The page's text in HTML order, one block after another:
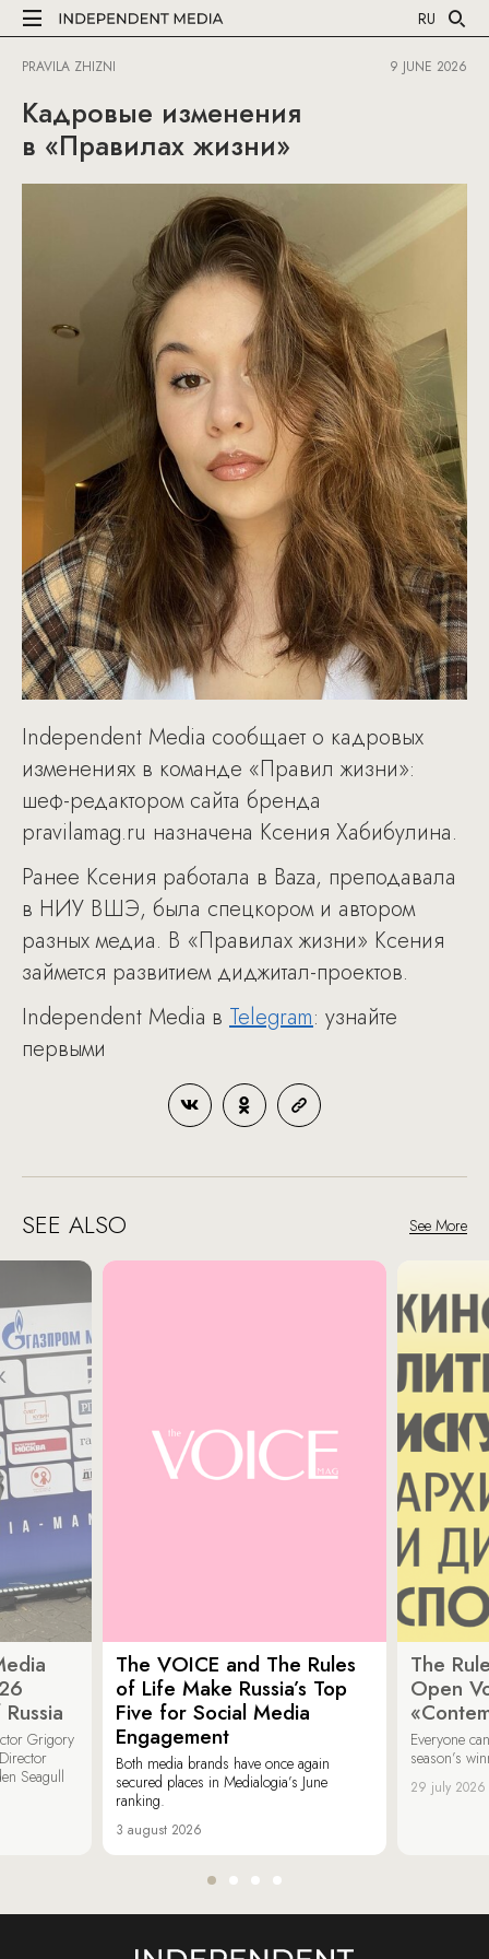
RU
PRAVILA ZHIZNI 9 JUNE 2026
Кадровые изменения
в «Правилах жизни»
Independent Media сообщает о кадровых
изменениях в команде «Правил жизни»:
шеф-редактором сайта бренда
pravilamag.ru назначена Ксения Хабибулина.
Ранее Ксения работала в Baza, преподавала
в НИУ ВШЭ, была спецкором и автором
разных медиа. В «Правилах жизни» Ксения
займется развитием диджитал-проектов.
Independent Media в Telegram: узнайте
первыми
SEE ALSO See More
Grigory
Seagull
The VOICE and The Rules
of Life Make Russia’s Top
Five for Social Media
Engagement
Both media brands have once again
secured places in Medialogia’s June
ranking.
3 august 2026
The
Open
Everyone
season’s
29 july 2026